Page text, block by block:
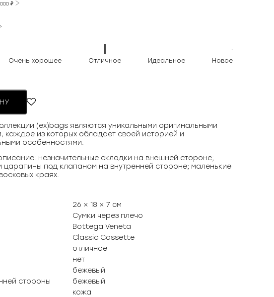
₽
Очень хорошее Отличное Идеальное Новое
(ex)bags являются уникальными оригинальными
каждое из которых обладает своей историей и
особенностями.
незначительные складки на внешней стороне;
царапины под клапаном на внутренней стороне; маленькие
краях.
26 × 18 × 7 см
Сумки через плечо
Bottega Veneta
Classic Cassette
отличное
нет
бежевый
стороны
бежевый
кожа